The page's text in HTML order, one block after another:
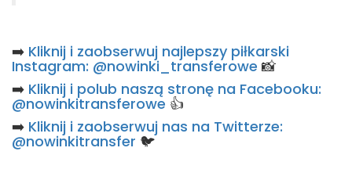
➡️ Kliknij i zaobserwuj najlepszy piłkarski
Instagram: @nowinki_transferowe 📸
➡️ Kliknij i polub naszą stronę na Facebooku:
@nowinkitransferowe 👍
➡️ Kliknij i zaobserwuj nas na Twitterze:
@nowinkitransfer 🐦